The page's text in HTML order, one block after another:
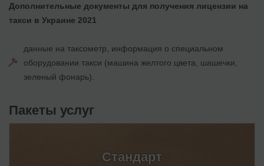
Дополнительные документы для получения лицензии на
такси в Украине 2021
данные на таксометр, информация о специальном
оборудовании такси (машина желтого цвета, шашечки,
зеленый фонарь).
Пакеты услуг
Стандарт